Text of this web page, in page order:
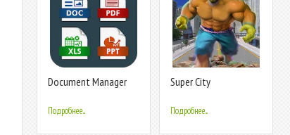
Document Manager
Подробнее...
Super City
Подробнее...